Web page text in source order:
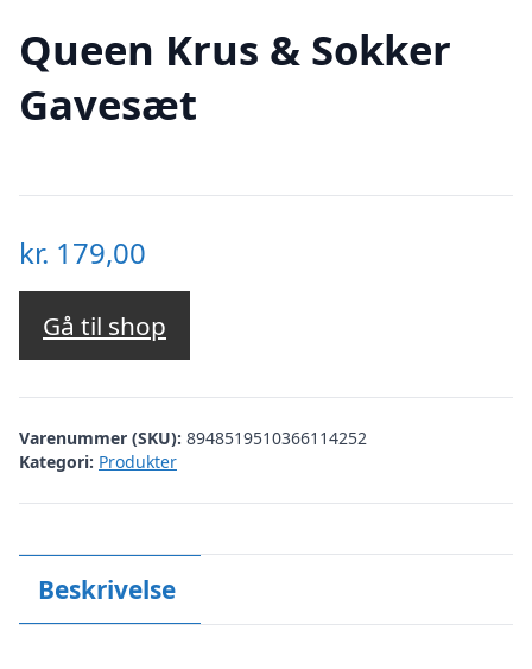
Queen Krus & Sokker
Gavesæt
kr. 179,00
Gå til shop
Varenummer (SKU): 8948519510366114252
Kategori: Produkter
Beskrivelse